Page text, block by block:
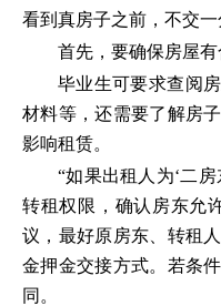
看到真房子之前，不交一
首先，要确保房屋有
毕业生可要求查阅
材料等，还需要了解房
影响租赁。
“如果出租人为‘二
转租权限，确认房东允
议，最好原房东、转租
金押金交接方式。若条
同。